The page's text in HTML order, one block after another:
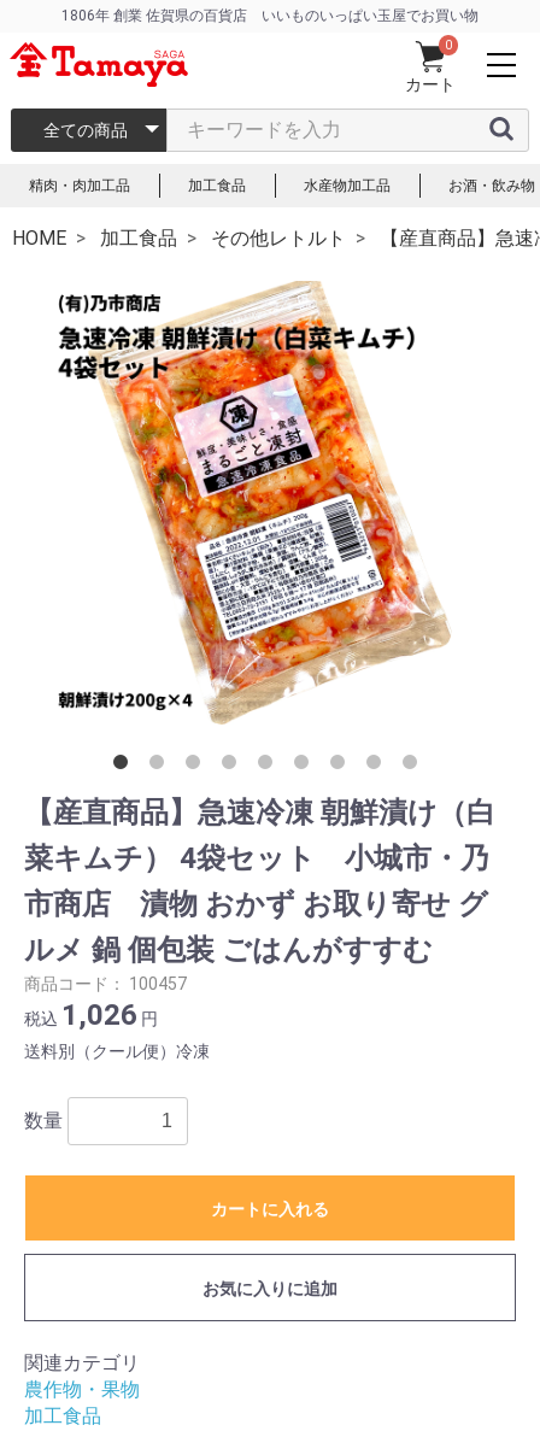
1806年 創業 佐賀県の百貨店 いいものいっぱい玉屋でお買い物
カート
0
全ての商品
精肉・肉加工品 加工食品 水産物加工品 お酒・飲み物
HOME 加工食品 その他レトルト 【産直商品】急
【産直商品】急速冷凍 朝鮮漬け（白
菜キムチ） 4袋セット 小城市・乃
市商店 漬物 おかず お取り寄せ グ
ルメ 鍋 個包装 ごはんがすすむ
商品コード： 100457
税込 1,026 円
送料別（クール便）冷凍
数量
カートに入れる
お気に入りに追加
関連カテゴリ
農作物・果物
加工食品